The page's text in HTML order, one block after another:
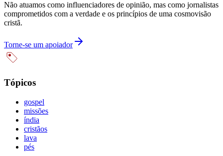
Não atuamos como influenciadores de opinião, mas como jornalistas
comprometidos com a verdade e os princípios de uma cosmovisão
cristã.
Torne-se um apoiador
Tópicos
gospel
missões
índia
cristãos
lava
pés